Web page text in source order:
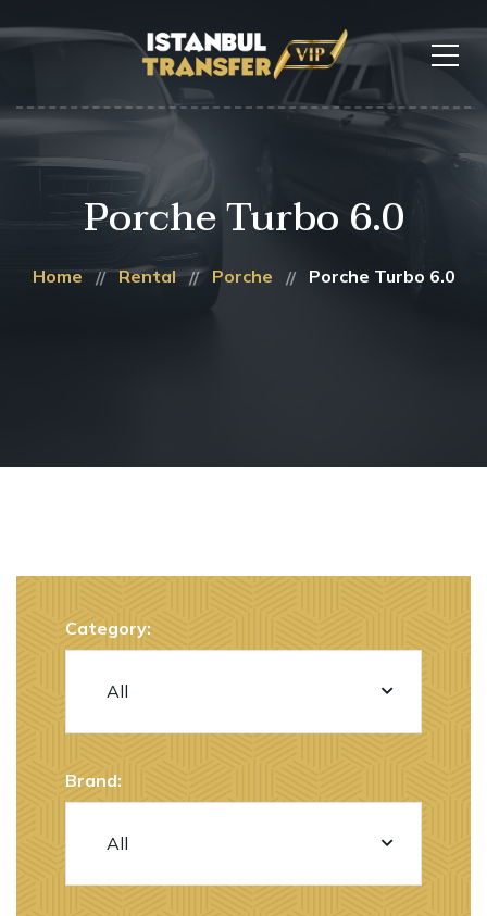
Porche Turbo 6.0
Home Rental Porche Porche Turbo 6.0
Category:
Brand: